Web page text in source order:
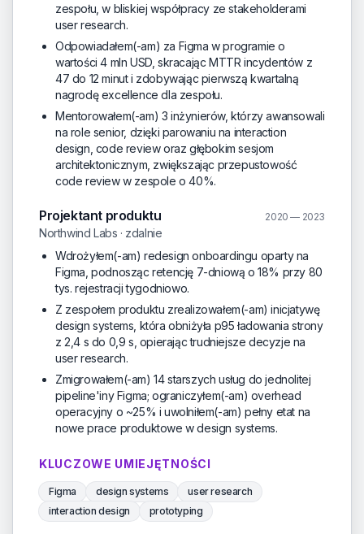
zespołu, w bliskiej współpracy ze stakeholderami
user research.
Odpowiadałem(-am) za Figma w programie o
wartości 4 mln USD, skracając MTTR incydentów z
47 do 12 minut i zdobywając pierwszą kwartalną
nagrodę excellence dla zespołu.
Mentorowałem(-am) 3 inżynierów, którzy awansowali
na role senior, dzięki parowaniu na interaction
design, code review oraz głębokim sesjom
architektonicznym, zwiększając przepustowość
code review w zespole o 40%.
Projektant produktu 2020 — 2023
Northwind Labs · zdalnie
Wdrożyłem(-am) redesign onboardingu oparty na
Figma, podnosząc retencję 7-dniową o 18% przy 80
tys. rejestracji tygodniowo.
Z zespołem produktu zrealizowałem(-am) inicjatywę
design systems, która obniżyła p95 ładowania strony
z 2,4 s do 0,9 s, opierając trudniejsze decyzje na
user research.
Zmigrowałem(-am) 14 starszych usług do jednolitej
pipeline'iny Figma; ograniczyłem(-am) overhead
operacyjny o ~25% i uwolniłem(-am) pełny etat na
nowe prace produktowe w design systems.
KLUCZOWE UMIEJĘTNOŚCI
Figma design systems
user research
interaction design
prototyping